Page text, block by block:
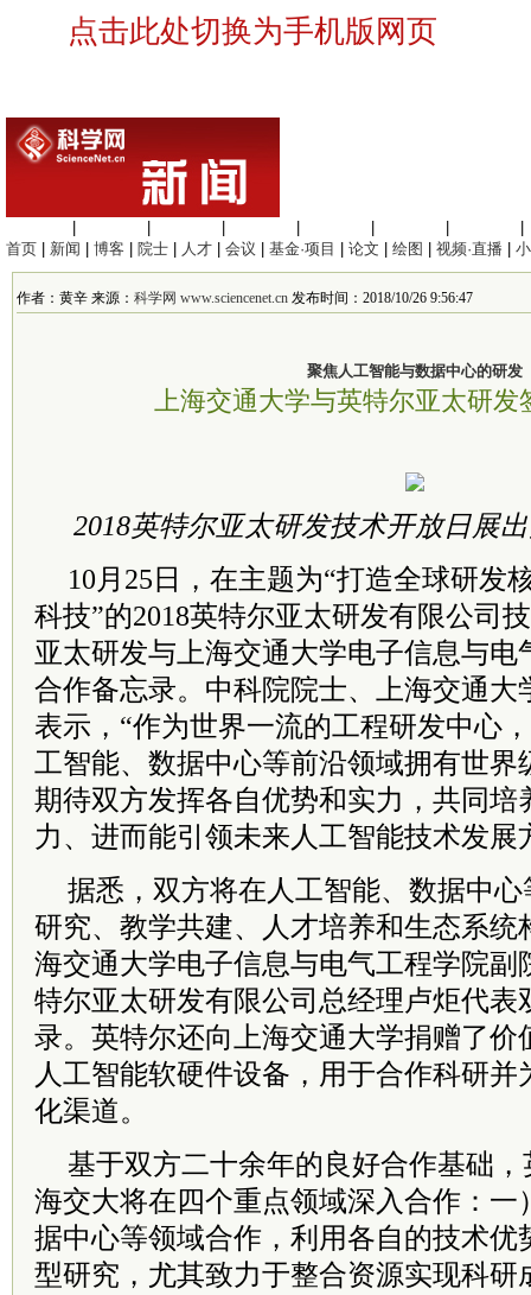
点击此处切换为手机版网页
首页
新闻 博客 院士 人才 会议 基金·项目 论文 绘图 视频·直播
作者：黄辛 来源： 科学网 www.sciencenet.cn 发布时间：2018/10/26 9:56:47
聚焦人工智能与数据中心的研发
上海交通大学与英特尔亚太研发
2018英特尔亚太研发技术开放日展
10月25日，在主题为“打造全球研发
科技”的2018英特尔亚太研发有限公司
亚太研发与上海交通大学电子信息与电
合作备忘录。中科院院士、上海交通大
表示，“作为世界一流的工程研发中心
工智能、数据中心等前沿领域拥有世界
期待双方发挥各自优势和实力，共同培
力、进而能引领未来人工智能技术发展
据悉，双方将在人工智能、数据中
研究、教学共建、人才培养和生态系统
海交通大学电子信息与电气工程学院副
特尔亚太研发有限公司总经理卢炬代表
录。英特尔还向上海交通大学捐赠了价
人工智能软硬件设备，用于合作科研
化渠道。
基于双方二十余年的良好合作基础
海交大将在四个重点领域深入合作：一
据中心等领域合作，利用各自的技术优
型研究，尤其致力于整合资源实现科研